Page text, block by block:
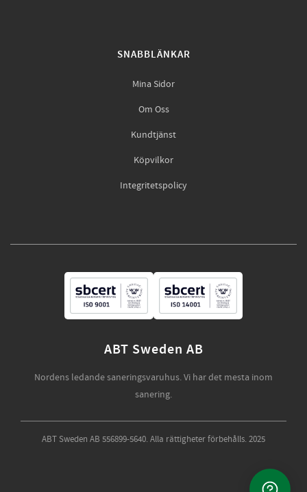
SNABBLÄNKAR
Mina Sidor
Om Oss
Kundtjänst
Köpvilkor
Integritetspolicy
ABT Sweden AB
Nordens ledande saneringsvaruhus. Vi har det mesta inom
sanering.
ABT Sweden AB 556899-5640. Alla rättigheter förbehålls. 2025